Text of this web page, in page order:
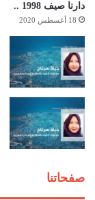
دارنا صيف 1998 ..
18 أغسطس 2020
صفحاتنا